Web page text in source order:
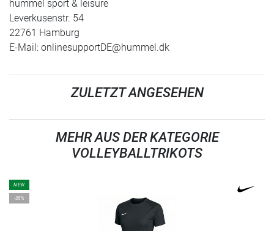
hummel sport & leisure
Leverkusenstr. 54
22761 Hamburg
E-Mail: onlinesupportDE@hummel.dk
ZULETZT ANGESEHEN
MEHR AUS DER KATEGORIE
VOLLEYBALLTRIKOTS
NEW
-35%